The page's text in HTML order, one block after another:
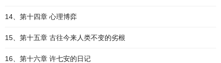
14、第十四章 心理博弈
15、第十五章 古往今来人类不变的劣根
16、第十六章 许七安的日记